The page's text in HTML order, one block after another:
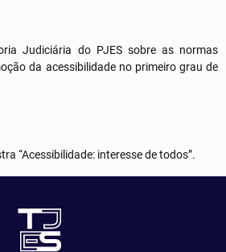
Judiciária do PJES sobre as normas
da acessibilidade no primeiro grau de
“Acessibilidade: interesse de todos”.